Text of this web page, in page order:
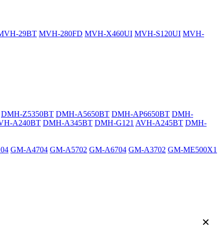
29BT MVH-280FD MVH-X460UI MVH-S120UI MVH-
DMH-Z5350BT DMH-A5650BT DMH-AP6650BT DMH-
A240BT DMH-A345BT DMH-G121 AVH-A245BT DMH-
GM-A4704 GM-A5702 GM-A6704 GM-A3702 GM-ME500X1
✕